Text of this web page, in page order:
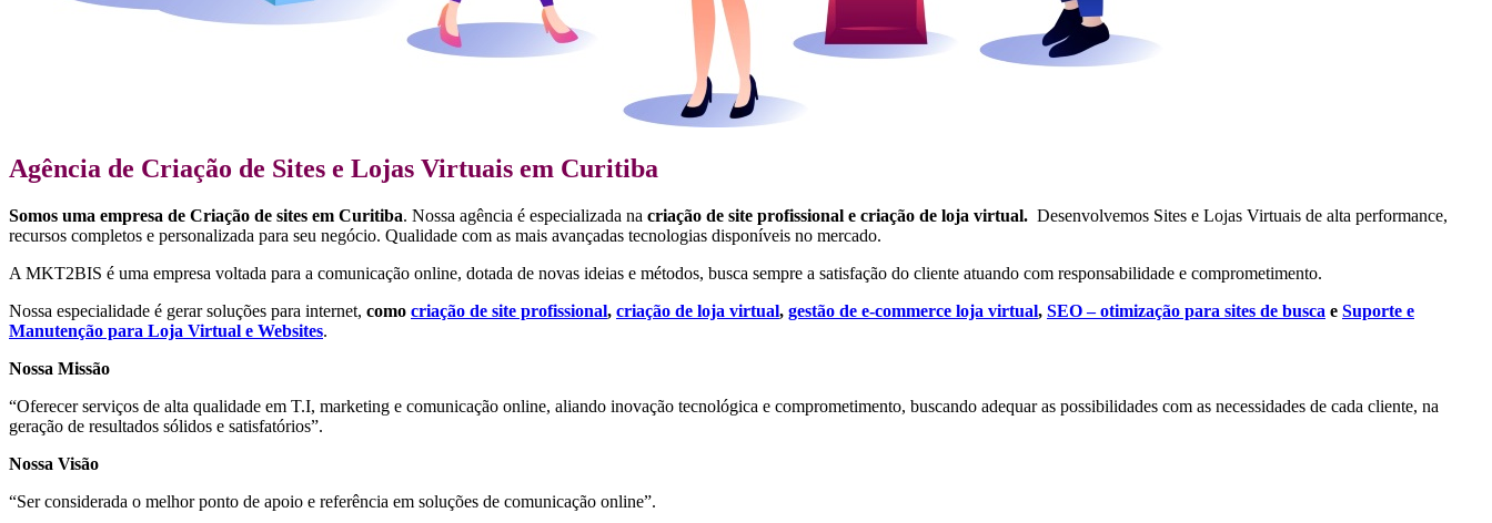
Agência de Criação de Sites e Lojas Virtuais em Curitiba
Somos uma empresa de Criação de sites em Curitiba. Nossa agência é especializada na criação de site profissional e criação de loja virtual. Desenvolvemos Sites e Lojas Virtuais de alta performance,
recursos completos e personalizada para seu negócio. Qualidade com as mais avançadas tecnologias disponíveis no mercado.
A MKT2BIS é uma empresa voltada para a comunicação online, dotada de novas ideias e métodos, busca sempre a satisfação do cliente atuando com responsabilidade e comprometimento.
Nossa especialidade é gerar soluções para internet, como criação de site profissional, criação de loja virtual, gestão de e-commerce loja virtual, SEO – otimização para sites de busca e Suporte e
Manutenção para Loja Virtual e Websites.
Nossa Missão
“Oferecer serviços de alta qualidade em T.I, marketing e comunicação online, aliando inovação tecnológica e comprometimento, buscando adequar as possibilidades com as necessidades de cada cliente, na
geração de resultados sólidos e satisfatórios”.
Nossa Visão
“Ser considerada o melhor ponto de apoio e referência em soluções de comunicação online”.